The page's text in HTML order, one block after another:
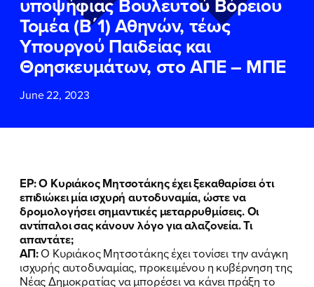
Τομέα (Β΄1) Αθηνών, τέως
Υπουργού Παιδείας και
Θρησκευμάτων, στο ΑΠΕ – ΜΠΕ
June 22, 2023
ΕΡ: Ο Κυριάκος Μητσοτάκης έχει ξεκαθαρίσει ότι
επιδιώκει μία ισχυρή αυτοδυναμία, ώστε να
δρομολογήσει σημαντικές μεταρρυθμίσεις. Οι
αντίπαλοι σας κάνουν λόγο για αλαζονεία. Τι
απαντάτε;
ΑΠ:Ο Κυριάκος Μητσοτάκης έχει τονίσει την ανάγκη
ισχυρής αυτοδυναμίας, προκειμένου η κυβέρνηση της
Νέας Δημοκρατίας να μπορέσει να κάνει πράξη το
ΕΠΙΘΕΤΟ*
ΤΗΛΕΦΩΝΟ*
EMAIL
Δεδομένων
και τους τους
Όρους
Χρήσηςτου δικτυακού τόπου του
Πολιτικού Γραφείου της Βουλευτού
Νίκης Κεραμέως
ΥΠΟΒΟΛΗ
ΕΠΙΘΕΤΟ*
ΤΗΛΕΦΩΝΟ
EMAIL
Δεδομένων
και τους τους
Όρους
Χρήσηςτου δικτυακού τόπου του
Πολιτικού Γραφείου της Βουλευτού
Νίκης Κεραμέως
ΥΠΟΒΟΛΗ